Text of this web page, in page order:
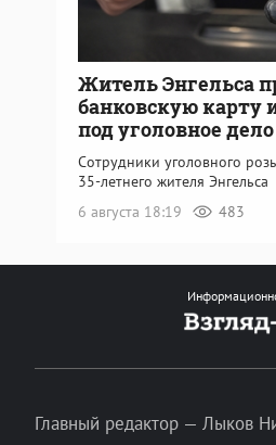
Житель Энгельса
банковскую карту
под уголовное дело
Сотрудники уголовного
35-летнего жителя Энгельса
6 августа 18:19
483
Главный редактор — Лыков